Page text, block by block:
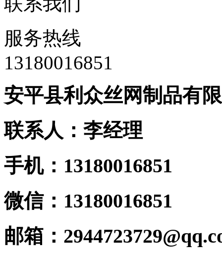
服务热线
13180016851
安平县利众丝网制品有
联系人：李经理
手机：13180016851
微信：13180016851
邮箱：